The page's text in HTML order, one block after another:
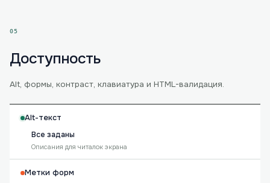
05
Доступность
Alt, формы, контраст, клавиатура и HTML-валидация.
Alt-текст
Все заданы
Описания для читалок экрана
Метки форм